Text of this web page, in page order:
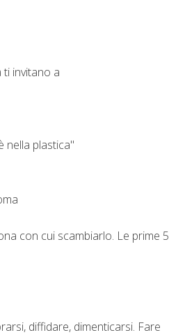
invitano a
nella plastica"
con cui scambiarlo. Le prime 5
diffidare, dimenticarsi. Fare